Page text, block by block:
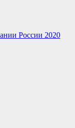
России 2020